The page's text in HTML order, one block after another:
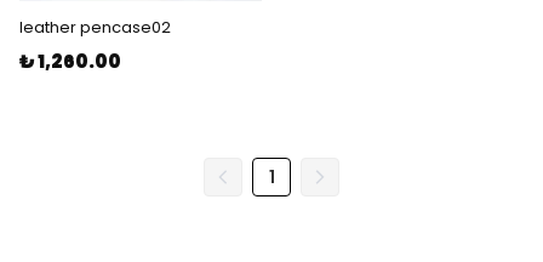
leather pencase02
₺ 1,260.00
1